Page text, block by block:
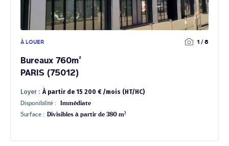
À LOUER 1 / 8
Bureaux 760m²
PARIS (75012)
Loyer : À partir de 15 200 € /mois (HT/HC)
Disponibilité :
Immédiate
Surface : Divisibles à partir de 380 m²